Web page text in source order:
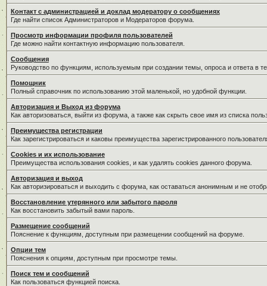
Контакт с администрацией и доклад модератору о сообщениях
Где найти список Администраторов и Модераторов форума.
Просмотр информации профиля пользователей
Где можно найти контактную информацию пользователя.
Сообщения
Руководство по функциям, используемым при создании темы, опроса и ответа в
Помощник
Полный справочник по использованию этой маленькой, но удобной функции.
Авторизация и Выход из форума
Как авторизоваться, выйти из форума, а также как скрыть свое имя из списка
Преимущества регистрации
Как зарегистрироваться и каковы преимущества зарегистрированного
Cookies и их использование
Преимущества использования cookies, и как удалять cookies данного форума.
Авторизация и выход
Как авторизироваться и выходить с форума, как оставаться анонимным и не
Восстановление утерянного или забытого пароля
Как восстановить забытый вами пароль.
Размещение сообщений
Пояснение к функциям, доступным при размещении сообщений на форуме.
Опции тем
Пояснения к опциям, доступным при просмотре темы.
Поиск тем и сообщений
Как пользоваться функцией поиска.